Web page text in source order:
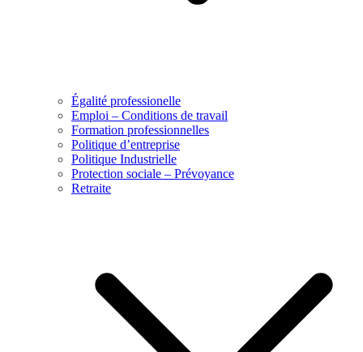
Égalité professionelle
Emploi – Conditions de travail
Formation professionnelles
Politique d’entreprise
Politique Industrielle
Protection sociale – Prévoyance
Retraite